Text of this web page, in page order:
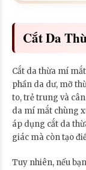
Cắt Da
Cắt da thừa mí
phần da dư, mỡ
to, trẻ trung và
da mí mắt chùng
áp dụng cắt da
giác mà còn tạo
Tuy nhiên, nếu